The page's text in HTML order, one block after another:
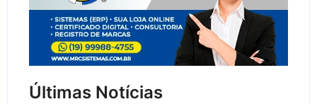
Últimas Notícias